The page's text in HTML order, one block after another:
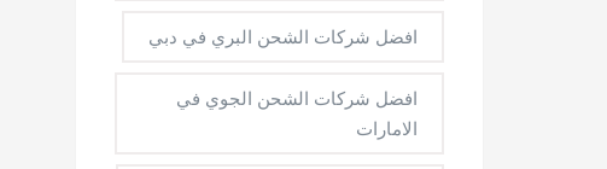
افضل شركات الشحن البري في دبي
افضل شركات الشحن الجوي في
الامارات